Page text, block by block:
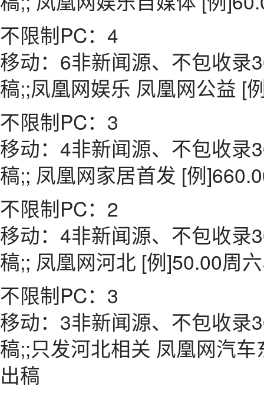
不限制PC：4
移动：6非新闻源、不包收录
稿;;凤凰网娱乐 凤凰网公益 [
不限制PC：3
移动：4非新闻源、不包收录
稿;; 凤凰网家居首发 [例
不限制PC：2
移动：4非新闻源、不包收录
稿;; 凤凰网河北 [例]50.00周
不限制PC：3
移动：3非新闻源、不包收录
稿;;只发河北相关 凤凰网汽
出稿